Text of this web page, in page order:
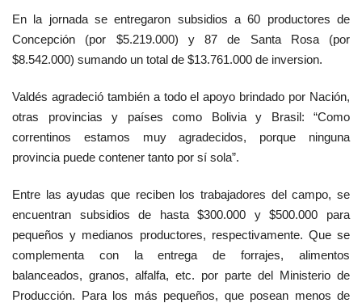
En la jornada se entregaron subsidios a 60 productores de
Concepción (por $5.219.000) y 87 de Santa Rosa (por
$8.542.000) sumando un total de $13.761.000 de inversion.
Valdés agradeció también a todo el apoyo brindado por Nación,
otras provincias y países como Bolivia y Brasil: “Como
correntinos estamos muy agradecidos, porque ninguna
provincia puede contener tanto por sí sola”.
Entre las ayudas que reciben los trabajadores del campo, se
encuentran subsidios de hasta $300.000 y $500.000 para
pequeños y medianos productores, respectivamente. Que se
complementa con la entrega de forrajes, alimentos
balanceados, granos, alfalfa, etc. por parte del Ministerio de
Producción. Para los más pequeños, que posean menos de